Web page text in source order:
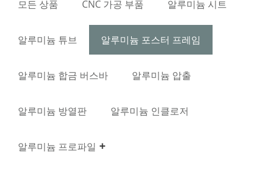
모든 상품 CNC 가공 부품 알루미늄 시트
알루미늄 튜브 알루미늄 포스터 프레임
알루미늄 합금 버스바 알루미늄 압출
알루미늄 방열판 알루미늄 인클로저
알루미늄 프로파일